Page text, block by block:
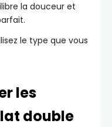
la douceur et
le type que vous
les
double